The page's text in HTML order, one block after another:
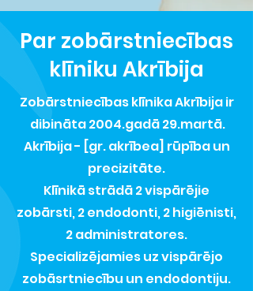
Par zobārstniecības
klīniku Akrībija
Zobārstniecības klīnika Akrībija ir
dibināta 2004.gadā 29.martā.
Akrībija - [gr. akrībea] rūpība un
precizitāte.
Klīnikā strādā 2 vispārējie
zobārsti, 2 endodonti, 2 higiēnisti,
2 administratores.
Specializējamies uz vispārējo
zobāsrtniecību un endodontiju.